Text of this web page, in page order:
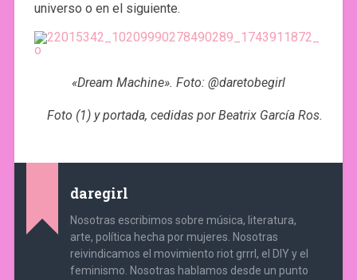
universo o en el siguiente.
«Dream Machine». Foto: @daretobegirl
Foto (1) y portada, cedidas por Beatrix García Ros.
daregirl
Nosotras escribimos sobre música, literatura,
arte, política hecha por mujeres. Nosotras
reivindicamos el movimiento riot grrrl, el DIY y el
feminismo. Nosotras hablamos desde un punto